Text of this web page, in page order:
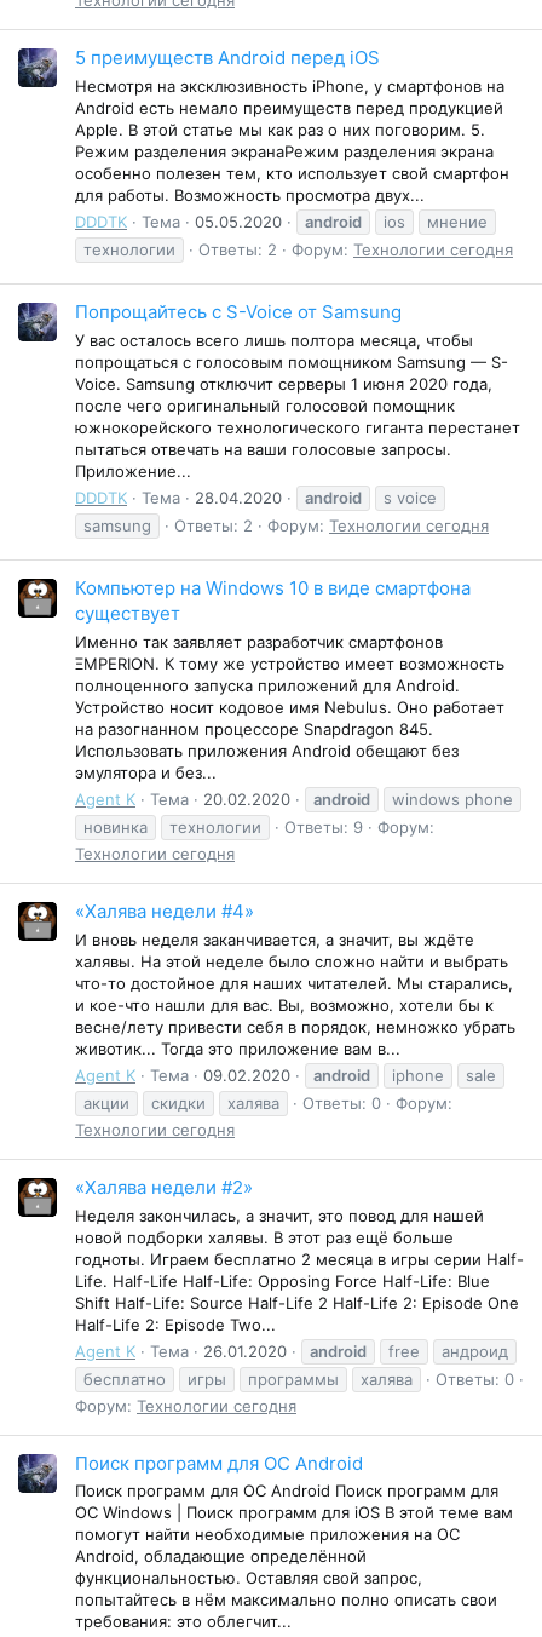
5 преимуществ Android перед iOS
Несмотря на эксклюзивность iPhone, у смартфонов на
Android есть немало преимуществ перед продукцией
Apple. В этой статье мы как раз о них поговорим. 5.
Режим разделения экранаРежим разделения экрана
особенно полезен тем, кто использует свой смартфон
для работы. Возможность просмотра двух...
DDDTK
Тема 05.05.2020 android ios
мнение
технологии
Ответы: 2 Форум: Технологии сегодня
Попрощайтесь с S-Voice от Samsung
У вас осталось всего лишь полтора месяца, чтобы
попрощаться с голосовым помощником Samsung — S-
Voice. Samsung отключит серверы 1 июня 2020 года,
после чего оригинальный голосовой помощник
южнокорейского технологического гиганта перестанет
пытаться отвечать на ваши голосовые запросы.
Приложение...
DDDTK
Тема 28.04.2020 android
s voice
samsung
Ответы: 2 Форум: Технологии сегодня
Компьютер на Windows 10 в виде смартфона
существует
Именно так заявляет разработчик смартфонов
ΞMPERION. К тому же устройство имеет возможность
полноценного запуска приложений для Android.
Устройство носит кодовое имя Nebulus. Оно работает
на разогнанном процессоре Snapdragon 845.
Использовать приложения Android обещают без
эмулятора и без...
Agent K
Тема 20.02.2020 android
windows phone
новинка
технологии Ответы: 9
Форум:
Технологии сегодня
«Халява недели #4»
И вновь неделя заканчивается, а значит, вы ждёте
халявы. На этой неделе было сложно найти и выбрать
что-то достойное для наших читателей. Мы старались,
и кое-что нашли для вас. Вы, возможно, хотели бы к
весне/лету привести себя в порядок, немножко убрать
животик... Тогда это приложение вам в...
Agent K
Тема 09.02.2020 android iphone
sale
акции
скидки халява Ответы: 0
Форум:
Технологии сегодня
«Халява недели #2»
Неделя закончилась, а значит, это повод для нашей
новой подборки халявы. В этот раз ещё больше
годноты. Играем бесплатно 2 месяца в игры серии Half-
Life. Half-Life Half-Life: Opposing Force Half-Life: Blue
Shift Half-Life: Source Half-Life 2 Half-Life 2: Episode One
Half-Life 2: Episode Two...
Agent K
Тема 26.01.2020 android free
андроид
бесплатно
игры программы халява
Ответы: 0
Форум: Технологии сегодня
Поиск программ для ОС Android
Поиск программ для ОС Android Поиск программ для
ОС Windows | Поиск программ для iOS В этой теме вам
помогут найти необходимые приложения на ОС
Android, обладающие определённой
функциональностью. Оставляя свой запрос,
попытайтесь в нём максимально полно описать свои
требования: это облегчит...